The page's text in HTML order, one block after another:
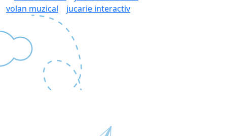
volan muzical jucarie interactiv